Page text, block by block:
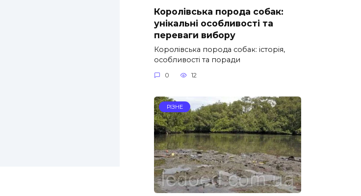
Королівська порода собак:
унікальні особливості та
переваги вибору
Королівська порода собак: історія,
особливості та поради
0 12
РІЗНЕ